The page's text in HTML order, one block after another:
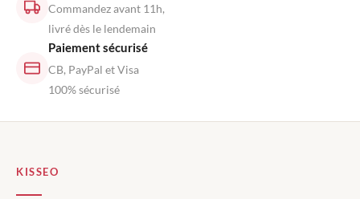
Commandez avant 11h,
livré dès le lendemain
Paiement sécurisé
CB, PayPal et Visa
100% sécurisé
KISSEO